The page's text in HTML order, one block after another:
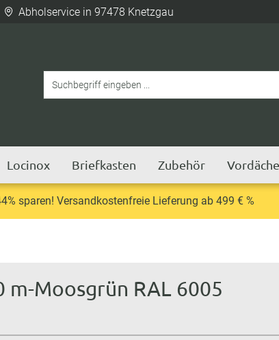
Abholservice in 97478 Knetzgau
Locinox Briefkasten Zubehör
sparen! Versandkostenfreie Lieferung ab 499 € %
Moosgrün RAL 6005